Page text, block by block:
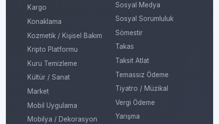
Kargo
Konaklama
Kozmetik / Kişisel Bakım
Kripto Platformu
Kuru Temizleme
Kültür / Sanat
Market
Mobil Uygulama
Mobilya / Dekorasyon
Sosyal Medya
Sosyal Sorumluluk
Sömestir
Takas
Taksit Atlat
Temassız Ödeme
Tiyatro / Müzikal
Vergi Ödeme
Yarışma